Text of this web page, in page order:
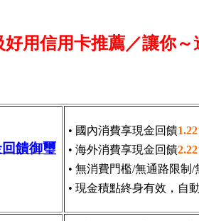
好用信用卡推薦／讓你～
饋御璽
• 國內消費享現金回饋
• 海外消費享現金回饋
• 無消費門檻/無通路限制/
• 現金積點終身有效，自